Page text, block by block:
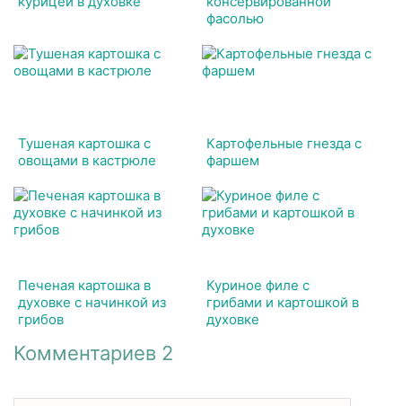
фасолью
Тушеная картошка с
овощами в кастрюле
Картофельные гнезда с
фаршем
Печеная картошка в
духовке с начинкой из
грибов
Куриное филе с
грибами и картошкой в
духовке
Комментариев 2